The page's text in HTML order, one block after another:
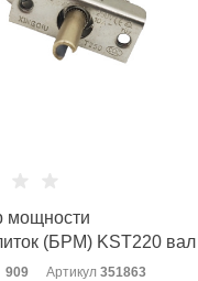
мощности
(БРМ) KST220 вал
909 Артикул 351863